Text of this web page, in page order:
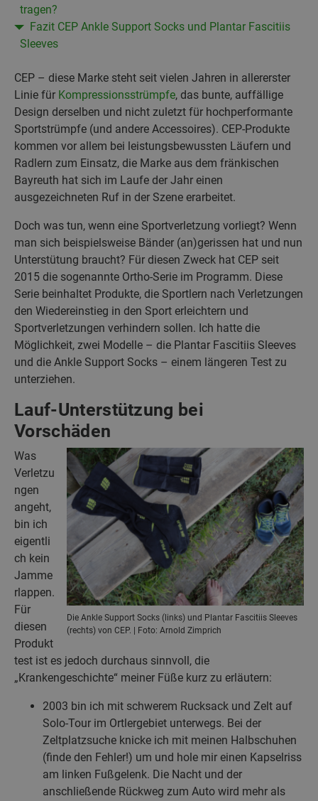
tragen?
Fazit CEP Ankle Support Socks und Plantar Fascitiis
Sleeves
CEP – diese Marke steht seit vielen Jahren in allererster
Linie für Kompressionsstrümpfe, das bunte, auffällige
Design derselben und nicht zuletzt für hochperformante
Sportstrümpfe (und andere Accessoires). CEP-Produkte
kommen vor allem bei leistungsbewussten Läufern und
Radlern zum Einsatz, die Marke aus dem fränkischen
Bayreuth hat sich im Laufe der Jahr einen
ausgezeichneten Ruf in der Szene erarbeitet.
Doch was tun, wenn eine Sportverletzung vorliegt? Wenn
man sich beispielsweise Bänder (an)gerissen hat und nun
Unterstütung braucht? Für diesen Zweck hat CEP seit
2015 die sogenannte Ortho-Serie im Programm. Diese
Serie beinhaltet Produkte, die Sportlern nach Verletzungen
den Wiedereinstieg in den Sport erleichtern und
Sportverletzungen verhindern sollen. Ich hatte die
Möglichkeit, zwei Modelle – die Plantar Fascitiis Sleeves
und die Ankle Support Socks – einem längeren Test zu
unterziehen.
Lauf-Unterstützung bei
Vorschäden
Die Ankle Support Socks (links) und Plantar Fascitiis Sleeves
(rechts) von CEP. | Foto: Arnold Zimprich
Was
Verletzu
ngen
angeht,
bin ich
eigentli
ch kein
Jamme
rlappen.
Für
diesen
Produkt
test ist es jedoch durchaus sinnvoll, die
„Krankengeschichte“ meiner Füße kurz zu erläutern:
2003 bin ich mit schwerem Rucksack und Zelt auf
Solo-Tour im Ortlergebiet unterwegs. Bei der
Zeltplatzsuche knicke ich mit meinen Halbschuhen
(finde den Fehler!) um und hole mir einen Kapselriss
am linken Fußgelenk. Die Nacht und der
anschließende Rückweg zum Auto wird mehr als